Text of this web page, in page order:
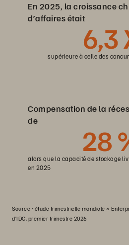
En 2025, la croissance
d’affaires était
6,3
supérieure à celle des
Compensation de la
de
28
alors que la capacité de stockage
en 2025
Source : étude trimestrielle mondiale «
d’IDC, premier trimestre 2026